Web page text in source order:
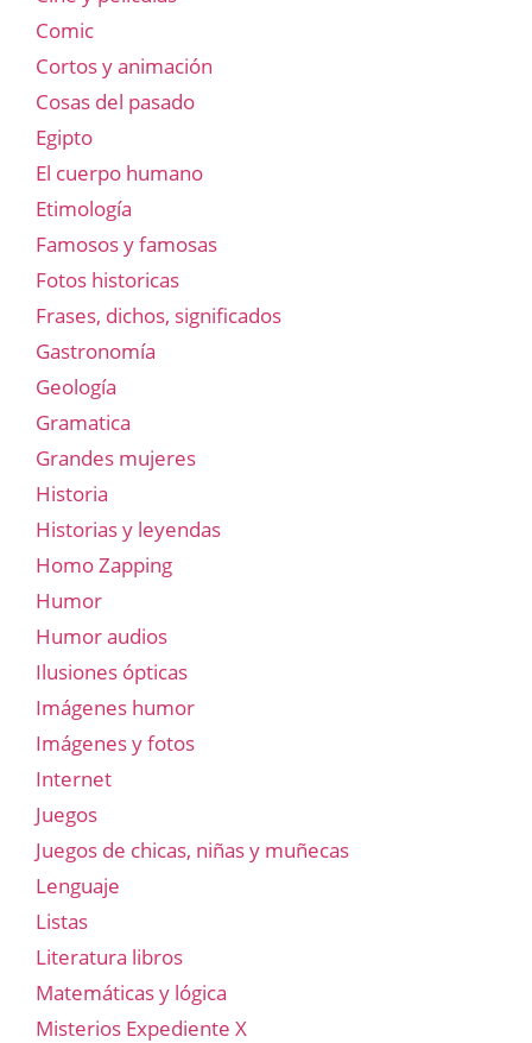
Comic
Cortos y animación
Cosas del pasado
Egipto
El cuerpo humano
Etimología
Famosos y famosas
Fotos historicas
Frases, dichos, significados
Gastronomía
Geología
Gramatica
Grandes mujeres
Historia
Historias y leyendas
Homo Zapping
Humor
Humor audios
Ilusiones ópticas
Imágenes humor
Imágenes y fotos
Internet
Juegos
Juegos de chicas, niñas y muñecas
Lenguaje
Listas
Literatura libros
Matemáticas y lógica
Misterios Expediente X